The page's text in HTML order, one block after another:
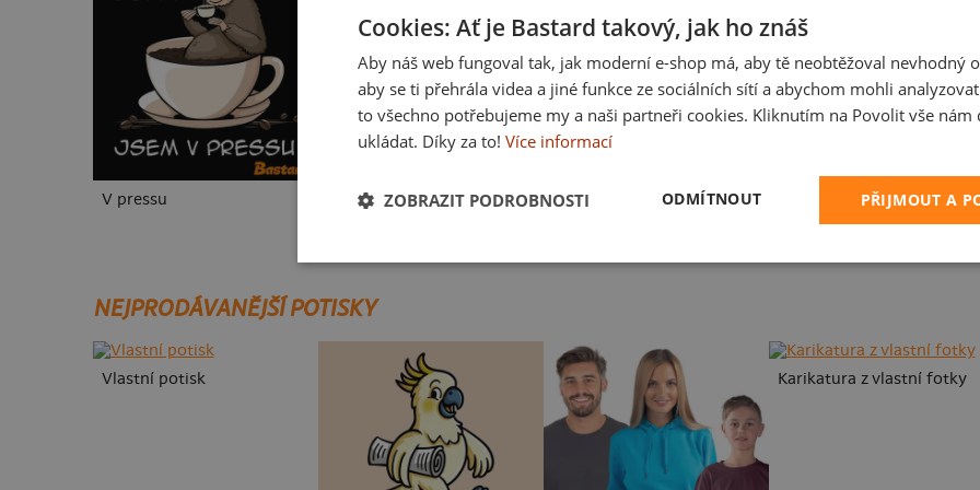
V pressu Ve formě
NEJPRODÁVANĚJŠÍ POTISKY
Vlastní potisk
Karikatura z vlastní fotky
Cookies: Ať je Bastard takový, jak ho znáš
Aby náš web fungoval tak, jak moderní e-shop má, aby tě neobtěžoval nevhodný
aby se ti přehrála videa a jiné funkce ze sociálních sítí a abychom mohli
to všechno potřebujeme my a naši partneři cookies. Kliknutím na Povolit vše nám
ukládat. Díky za to! Více informací
PŘIJMOUT A
ODMÍTNOUT
ZOBRAZIT PODROBNOSTI